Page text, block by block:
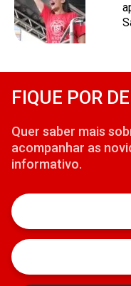
FIQUE POR
Quer saber mais
acompanhar as
informativo.